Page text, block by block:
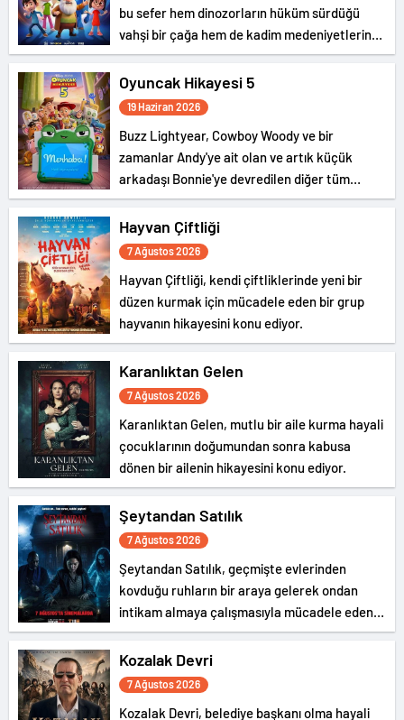
bu sefer hem dinozorların hüküm sürdüğü
vahşi bir çağa hem de kadim medeniyetlerin
gizemli dünyasına götürüyor.
Oyuncak Hikayesi 5
19 Haziran 2026
Buzz Lightyear, Cowboy Woody ve bir
zamanlar Andy'ye ait olan ve artık küçük
arkadaşı Bonnie'ye devredilen diğer tüm
oyuncaklar geri döndü ve yeni bir macera
başlıyor.
Hayvan Çiftliği
7 Ağustos 2026
Hayvan Çiftliği, kendi çiftliklerinde yeni bir
düzen kurmak için mücadele eden bir grup
hayvanın hikayesini konu ediyor.
Karanlıktan Gelen
7 Ağustos 2026
Karanlıktan Gelen, mutlu bir aile kurma hayali
çocuklarının doğumundan sonra kabusa
dönen bir ailenin hikayesini konu ediyor.
Şeytandan Satılık
7 Ağustos 2026
Şeytandan Satılık, geçmişte evlerinden
kovduğu ruhların bir araya gelerek ondan
intikam almaya çalışmasıyla mücadele eden
bir şeytan kovucunun hikayesini konu ediyor.
Kozalak Devri
7 Ağustos 2026
Kozalak Devri, belediye başkanı olma hayali